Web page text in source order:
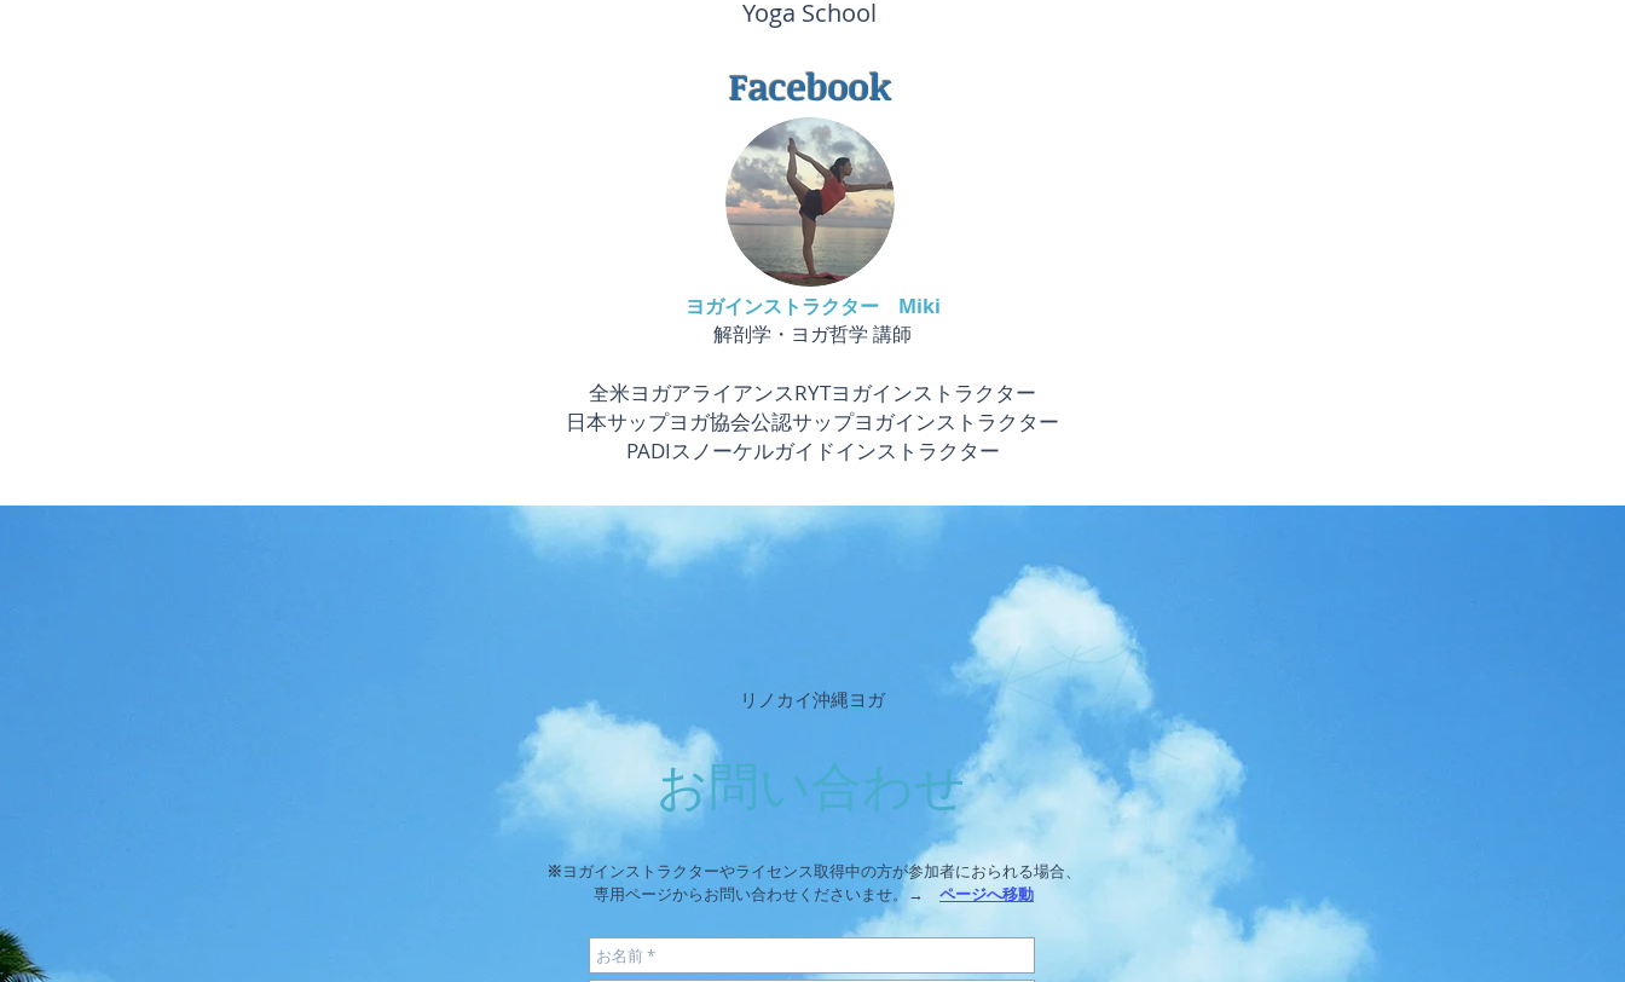
Yoga School
Facebook
ヨガインストラクター Miki
解剖学・ヨガ哲学​​ 講師
全米ヨガアライアンスRYTヨガインストラクター
日本サップヨガ協会公認サップヨガインストラクター
​PADIスノーケルガイドインストラクター
お問い合わせ
​リノカイ沖縄ヨガ
※ヨガインストラクターやライセンス取得中の方が参加者におられる場合、
専用ページからお問い合わせくださいませ。→ ページへ移動